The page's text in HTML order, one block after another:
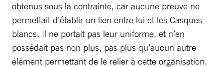
obtenus sous la contrainte, car aucune preuve ne
permettait d’établir un lien entre lui et les Casques
blancs. Il ne portait pas leur uniforme, et n’en
possédait pas non plus, pas plus qu’aucun autre
élément permettant de le relier à cette organisation.